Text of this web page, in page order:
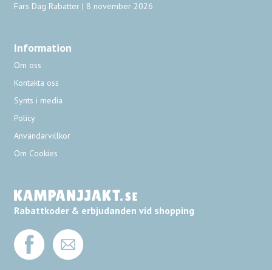
Fars Dag Rabatter | 8 november 2026
Information
Om oss
Kontakta oss
Synts i media
Policy
Användarvillkor
Om Cookies
Rabattkoder & erbjudanden vid shopping